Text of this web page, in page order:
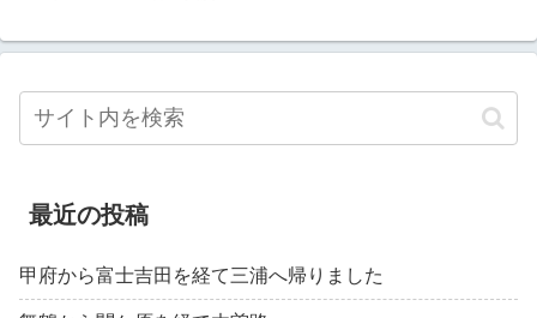
最近の投稿
甲府から富士吉田を経て三浦へ帰りました